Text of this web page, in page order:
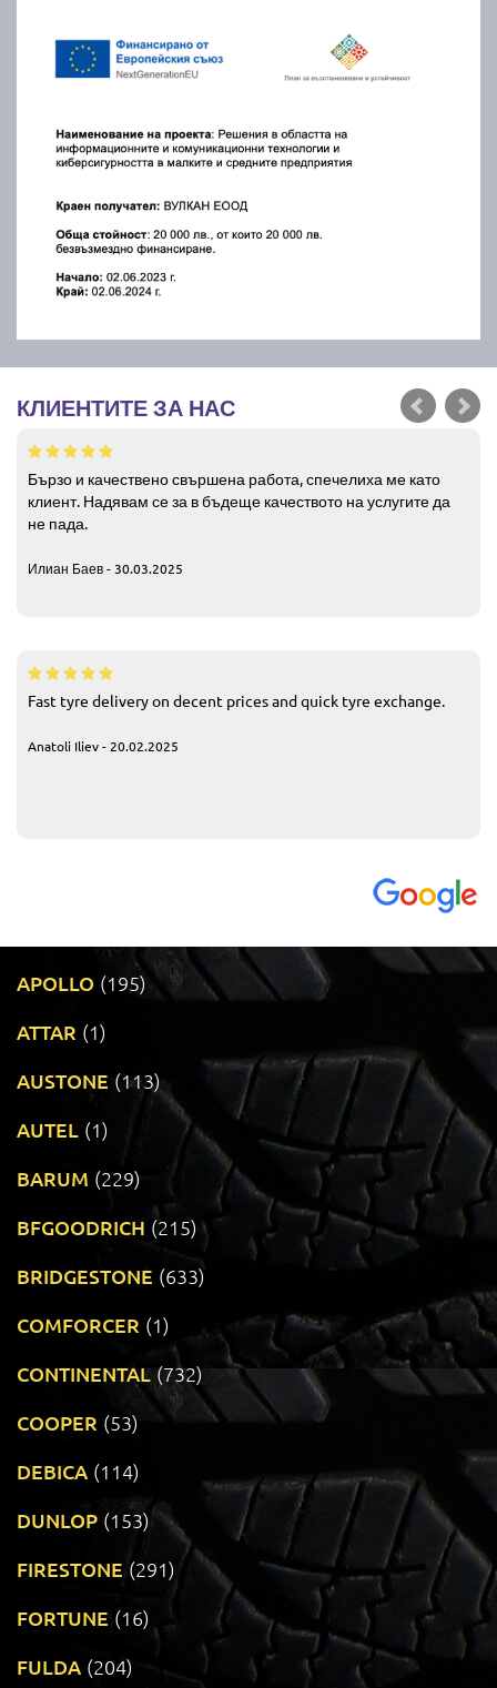
КЛИЕНТИТЕ ЗА НАС
Бързо и качествено свършена работа, спечелиха ме като
клиент. Надявам се за в бъдеще качеството на услугите да
не пада.
Илиан Баев - 30.03.2025
Fast tyre delivery on decent prices and quick tyre exchange.
Anatoli Iliev - 20.02.2025
APOLLO (195)
ATTAR (1)
AUSTONE (113)
AUTEL (1)
BARUM (229)
BFGOODRICH (215)
BRIDGESTONE (633)
COMFORCER (1)
CONTINENTAL (732)
COOPER (53)
DEBICA (114)
DUNLOP (153)
FIRESTONE (291)
FORTUNE (16)
FULDA (204)